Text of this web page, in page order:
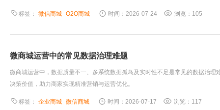
标签： 微信商城 O2O商城 时间：2026-07-24 浏览：105
微商城运营中的常见数据治理难题
微商城运营中，数据质量不一、多系统数据孤岛及实时性不足是常见的数据治
决策价值，助力商家实现精准营销与运营优化。
标签： 企业商城 微信商城 时间：2026-07-17 浏览：117